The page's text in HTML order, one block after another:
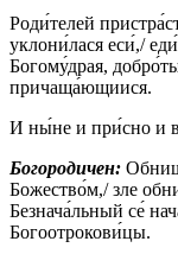
Роди́телей
уклони́лася еси́,/
Богому́драя,
причаща́ющиися.
И ны́не и при́сно и
Богородичен:
Божество́м,/ зле
Безнача́льный се́
Богоотрокови́цы.